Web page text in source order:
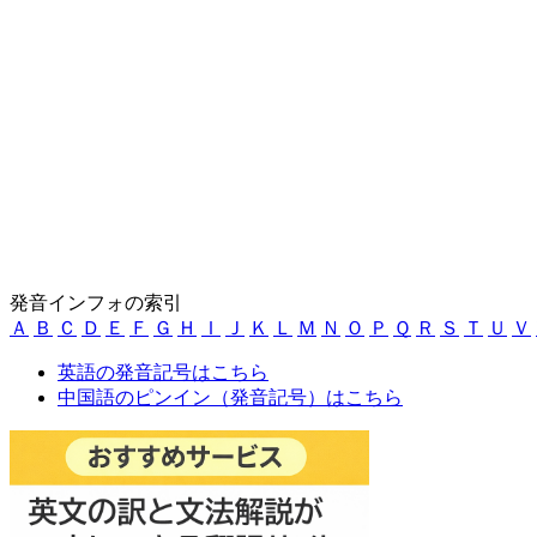
発音インフォの索引
Ａ
Ｂ Ｃ Ｄ Ｅ Ｆ Ｇ Ｈ Ｉ Ｊ Ｋ Ｌ Ｍ Ｎ Ｏ Ｐ Ｑ Ｒ Ｓ Ｔ Ｕ Ｖ
英語の発音記号はこちら
中国語のピンイン（発音記号）はこちら